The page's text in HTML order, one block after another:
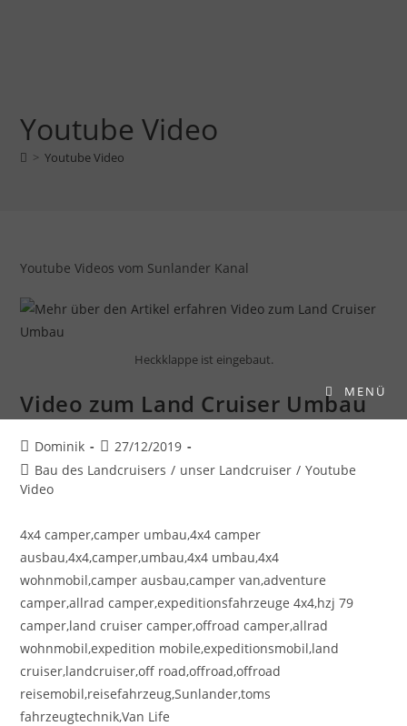
MENÜ
Youtube Video
> Youtube Video
Youtube Videos vom Sunlander Kanal
Heckklappe ist eingebaut.
Video zum Land Cruiser Umbau
Dominik
27/12/2019
Bau des Landcruisers / unser Landcruiser / Youtube
Video
4x4 camper,camper umbau,4x4 camper
ausbau,4x4,camper,umbau,4x4 umbau,4x4
wohnmobil,camper ausbau,camper van,adventure
camper,allrad camper,expeditionsfahrzeuge 4x4,hzj 79
camper,land cruiser camper,offroad camper,allrad
wohnmobil,expedition mobile,expeditionsmobil,land
cruiser,landcruiser,off road,offroad,offroad
reisemobil,reisefahrzeug,Sunlander,toms
fahrzeugtechnik,Van Life